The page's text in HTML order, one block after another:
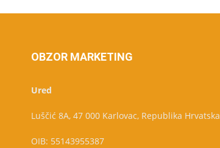
OBZOR MARKETING
Ured
Luščić 8A, 47 000 Karlovac, Republika Hrvatska
OIB: 55143955387